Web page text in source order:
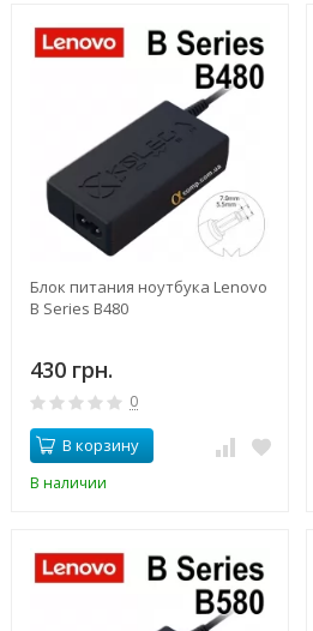
Блок питания ноутбука Lenovo
B Series B480
430 грн.
0
В корзину
В наличии